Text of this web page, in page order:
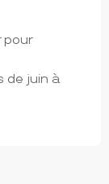
pour
de juin à